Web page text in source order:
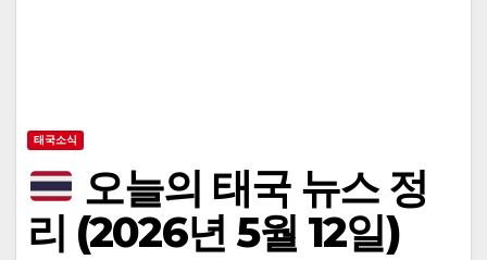
태국소식
오늘의 태국 뉴스 정
리 (2026년 5월 12일)